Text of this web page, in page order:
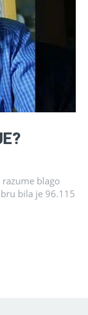
blago
bila je 96.115